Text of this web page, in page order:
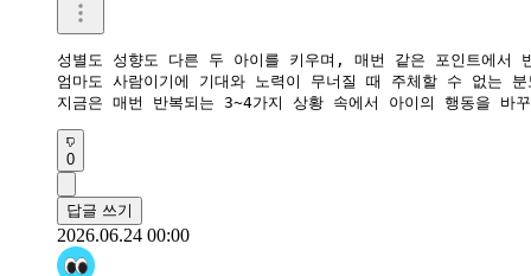
성별도 성향도 다른 두 아이를 키우며, 매번 같은 포인트에서
엄마도 사람이기에 기대와 노력이 무너질 때 주체할 수 없는
지금은 매번 반복되는 3~4가지 상황 속에서 아이의 행동을
0
답글 쓰기
2026.06.24 00:00